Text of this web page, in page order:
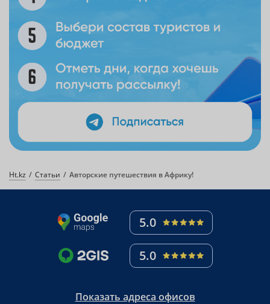
Ht.kz Статьи Авторские путешествия в Африку!
5.0
5.0
Показать адреса офисов